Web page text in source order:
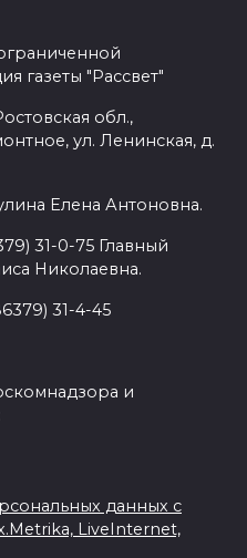
газеты "Рассвет"
обл.,
ул. Ленинская, д.
Елена Антоновна.
31-0-75 Главный
Николаевна.
31-4-45
и
данных с
LiveInternet,